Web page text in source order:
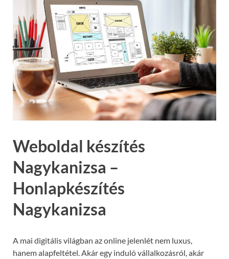
Weboldal készítés
Nagykanizsa –
Honlapkészítés
Nagykanizsa
A mai digitális világban az online jelenlét nem luxus,
hanem alapfeltétel. Akár egy induló vállalkozásról, akár